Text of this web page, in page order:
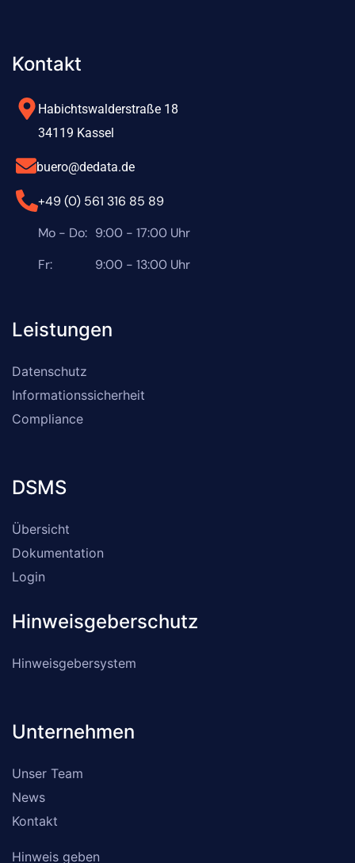
Kontakt
Habichtswalderstraße 18
34119 Kassel
buero@dedata.de
+49 (0) 561 316 85 89
Mo - Do: 9:00 - 17:00 Uhr
Fr:
9:00 - 13:00 Uhr
Leistungen
Datenschutz
Informationssicherheit
Compliance
DSMS
Übersicht
Dokumentation
Login
Hinweisgeberschutz
Hinweisgebersystem
Unternehmen
Unser Team
News
Kontakt
Hinweis geben